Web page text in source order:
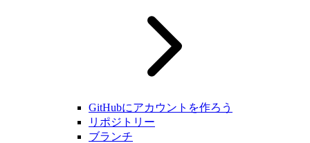
GitHubにアカウントを作ろう
リポジトリー
ブランチ